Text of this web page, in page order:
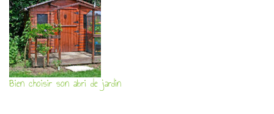
Bien choisir son abri de jardin